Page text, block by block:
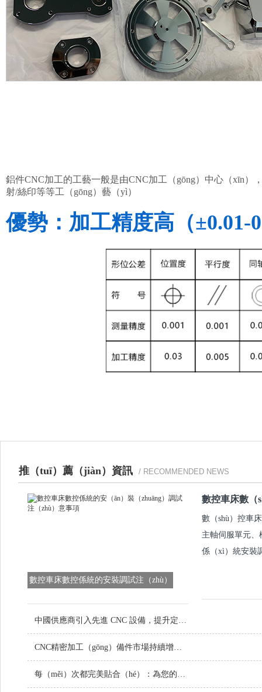
鋁件CNC加工的工藝一般是由CNC加工（gōng）中心（xīn）
射/絲印等等工（gōng）藝（yì）
優勢：加工精度高（±0.01-
推（tuī）薦（jiàn）資訊 / RECOMMENDED NEWS
數控車床數控係統的安裝調試注（zhù）
數控車床數（
數（shù）控車
主軸伺服單元、
係（xì）統安裝
中國供應商引入先進 CNC 設備，提升定製金屬零件品質
CNC精密加工（gōng）備件市場持續增長，技術（shù）創新引領行業未來
每（měi）次都完美貼合（hé）：為您的項目定製（zhì）螺絲